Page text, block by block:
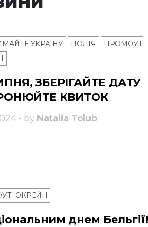
УКРАЇНУ ПОДІЯ
ПРОМОУТ
ЗБЕРІГАЙТЕ ДАТУ
КВИТОК
• by Natalia Tolub
ЮКРЕЙН
днем ​​Бельгії!